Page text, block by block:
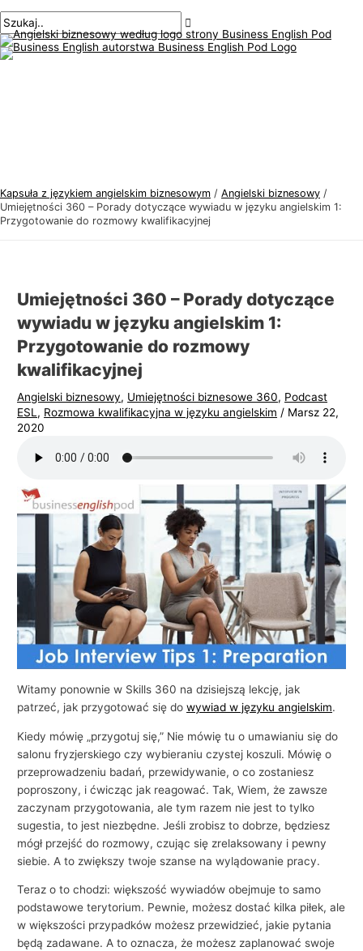
do
treści
główne
Kapsuła z językiem angielskim biznesowym / Angielski biznesowy /
Umiejętności 360 – Porady dotyczące wywiadu w języku angielskim 1:
Przygotowanie do rozmowy kwalifikacyjnej
Umiejętności 360 – Porady dotyczące
wywiadu w języku angielskim 1:
Przygotowanie do rozmowy
kwalifikacyjnej
Angielski biznesowy, Umiejętności biznesowe 360, Podcast
ESL , Rozmowa kwalifikacyjna w języku angielskim / Marsz 22,
2020
Witamy ponownie w Skills 360 na dzisiejszą lekcję, jak
patrzeć, jak przygotować się dowywiad w języku angielskim.
Kiedy mówię „przygotuj się,” Nie mówię tu o umawianiu się do
salonu fryzjerskiego czy wybieraniu czystej koszuli. Mówię o
przeprowadzeniu badań, przewidywanie, o co zostaniesz
poproszony, i ćwicząc jak reagować. Tak, Wiem, że zawsze
zaczynam przygotowania, ale tym razem nie jest to tylko
sugestia, to jest niezbędne. Jeśli zrobisz to dobrze, będziesz
mógł przejść do rozmowy, czując się zrelaksowany i pewny
siebie. A to zwiększy twoje szanse na wylądowanie pracy.
Teraz o to chodzi: większość wywiadów obejmuje to samo
podstawowe terytorium. Pewnie, możesz dostać kilka piłek, ale
w większości przypadków możesz przewidzieć, jakie pytania
będą zadawane. A to oznacza, że ​​możesz zaplanować swoje
po
wpisach
tutaj..
mail*
T
e
m
ę
z
a
n
e
l
e
w
b
i
z
n
e
s
i
e
S
z
u